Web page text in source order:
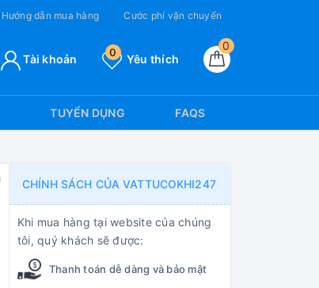
Hướng dẫn mua hàng Cước phí vận chuyển
0
Yêu thích
0
Tài khoản
TUYỂN DỤNG FAQS
CHÍNH SÁCH CỦA VATTUCOKHI247
Khi mua hàng tại website của chúng
tôi, quý khách sẽ được:
Thanh toán dễ dàng và bảo mật